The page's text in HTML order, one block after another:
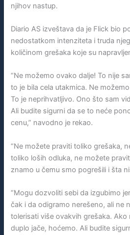
njihov nastup.
Diario AS izveštava da je Flick bio
nedostatkom intenziteta i truda
količinom grešaka koje su
“Ne možemo ovako dalje! To nije
to je bila cela utakmica. Ne
To je neprihvatljivo. Ono što sam
Ali budite sigurni da se to neće
cenu,” navodno je rekao.
“Ne možete praviti toliko grešaka,
toliko loših odluka, ne možete
znamo u čemu smo pogrešili i šta
“Mogu dozvoliti sebi da izgubimo
čak i da odigramo nerešeno, ali ne
tolerisati više ovakvih grešaka.
duplo jače, hoćemo. Ali budite